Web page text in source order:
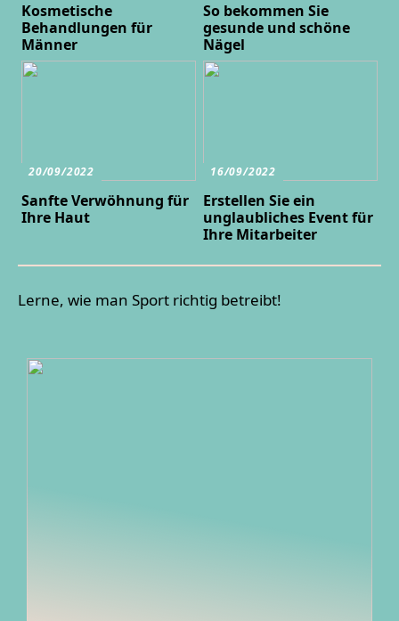
Kosmetische
Behandlungen für
Männer
So bekommen Sie
gesunde und schöne
Nägel
20/09/2022
Sanfte Verwöhnung für
Ihre Haut
16/09/2022
Erstellen Sie ein
unglaubliches Event für
Ihre Mitarbeiter
Lerne, wie man Sport richtig betreibt!